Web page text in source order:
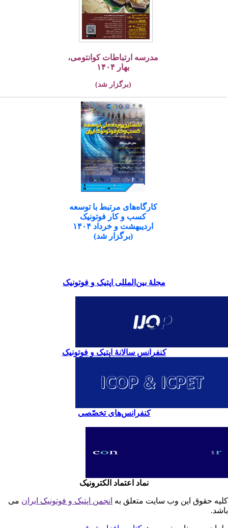
مدرسه ارتباطات کوانتومی،
بهار ۱۴۰۴
(برگزار شد)
کارگاه‌های مرتبط با توسعه
کسب و کار فوتونیک
اردیبهشت و خرداد ۱۴۰۴
(برگزار شد)
مجلۀ بین‌المللی اپتیک و فوتونیک
کنفرانس سالانۀ اپتیک و فوتونیک
کنفرانس‌های تخصّصی
نماد اعتماد الکترونیک
حقوق این وب سایت متعلق بهانجمن اپتیک و فوتونیک ایران می